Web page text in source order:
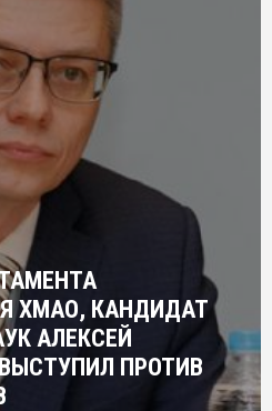
ХМАО, КАНДИДАТ
АЛЕКСЕЙ
ПРОТИВ